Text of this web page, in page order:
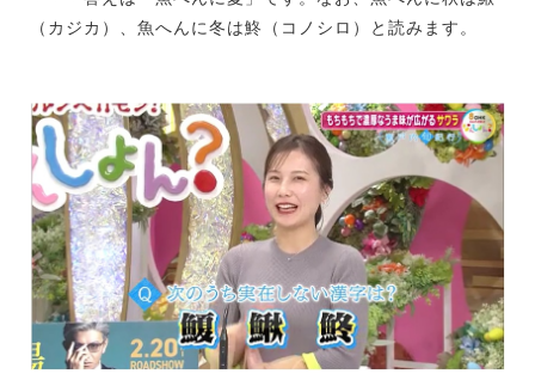
（カジカ）、魚へんに冬は鮗（コノシロ）と読みます。